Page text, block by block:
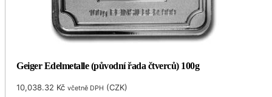
Geiger Edelmetalle (původní řada čtverců) 100g
10,038.32 Kč včetně DPH (CZK)